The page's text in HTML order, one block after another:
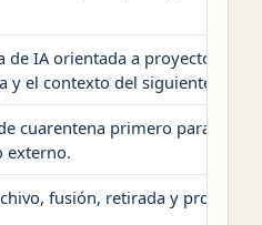
de IA orientada a proyectos
y el contexto del siguiente paso.
cuarentena primero para
externo.
fusión, retirada y